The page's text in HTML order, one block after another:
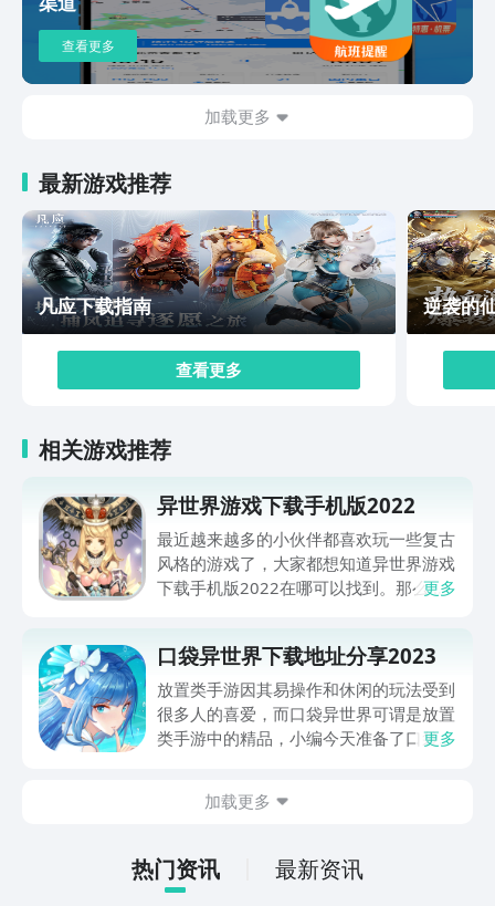
查看更多
加载更多
最新游戏推荐
凡应下载指南
查看更多
逆袭的
相关游戏推荐
异世界游戏下载手机版2022
最近越来越多的小伙伴都喜欢玩一些复古
风格的游戏了，大家都想知道异世界游戏
下载手机版2022在哪可以找到。那么今
荚搜索名字就能下载了，快来看看吧。
更多
口袋异世界下载地址分享2023
放置类手游因其易操作和休闲的玩法受到
很多人的喜爱，而口袋异世界可谓是放置
类手游中的精品，小编今天准备了口袋异
姐姐在等待你的召唤，赶紧随我前往异世
更多
加载更多
热门资讯 最新资讯